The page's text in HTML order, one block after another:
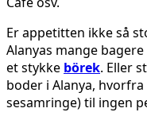
Er appetitten ikke så
Alanyas mange
et stykke börek. Eller
boder i Alanya,
sesamringe) til ingen